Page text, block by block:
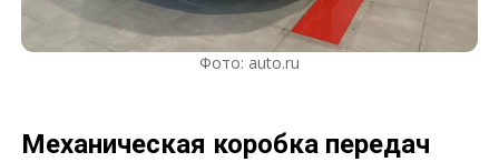
Фото: auto.ru
Механическая коробка передач